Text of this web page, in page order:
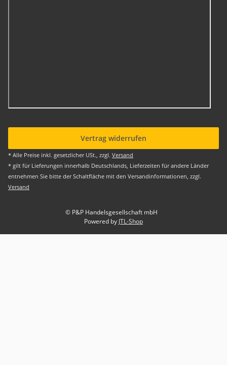
Vertrag widerrufen
* Alle Preise inkl. gesetzlicher USt., zzgl. Versand
* gilt für Lieferungen innerhalb Deutschlands, Lieferzeiten für andere Länder
entnehmen Sie bitte der Schaltfläche mit den Versandinformationen, zzgl.
Versand
© P&P Handelsgesellschaft mbH
Powered by JTL-Shop